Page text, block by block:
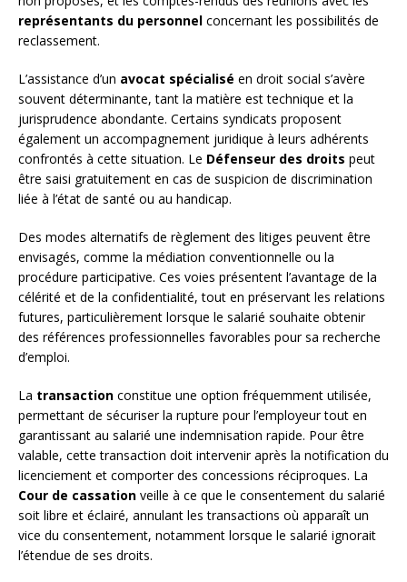
représentants du personnel concernant les possibilités de
reclassement.
L’assistance d’un avocat spécialisé en droit social s’avère
souvent déterminante, tant la matière est technique et la
jurisprudence abondante. Certains syndicats proposent
également un accompagnement juridique à leurs adhérents
confrontés à cette situation. Le Défenseur des droits peut
être saisi gratuitement en cas de suspicion de discrimination
liée à l’état de santé ou au handicap.
Des modes alternatifs de règlement des litiges peuvent être
envisagés, comme la médiation conventionnelle ou la
procédure participative. Ces voies présentent l’avantage de la
célérité et de la confidentialité, tout en préservant les relations
futures, particulièrement lorsque le salarié souhaite obtenir
des références professionnelles favorables pour sa recherche
d’emploi.
La transaction constitue une option fréquemment utilisée,
permettant de sécuriser la rupture pour l’employeur tout en
garantissant au salarié une indemnisation rapide. Pour être
valable, cette transaction doit intervenir après la notification du
licenciement et comporter des concessions réciproques. La
Cour de cassation veille à ce que le consentement du salarié
soit libre et éclairé, annulant les transactions où apparaît un
vice du consentement, notamment lorsque le salarié ignorait
l’étendue de ses droits.